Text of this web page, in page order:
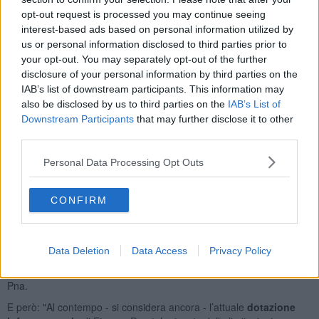
opt-out request is processed you may continue seeing
interest-based ads based on personal information utilized by
us or personal information disclosed to third parties prior to
your opt-out. You may separately opt-out of the further
disclosure of your personal information by third parties on the
IAB’s list of downstream participants. This information may
also be disclosed by us to third parties on the IAB’s List of
Downstream Participants that may further disclose it to other
Personal Data Processing Opt Outs
CONFIRM
Data Deletion Data Access Privacy Policy
Gdp) in due ore, entrando in significativa sovrapposizione con la
catchment area dell’aeroporto di Bologna (44% con Firenze)".
La Toscana nella nuova definizione del
network nazionale
In prospettiva, la nuova pianificazione di Enac vedrebbe entrambi
gli scali maggiori della rete toscana presenti fra i 40 aeroporti
definiti di interesse nazionale, ma solo Firenze Peretola fra i14
Venezia Tessera, Bologna Borgo Panigale, Roma Fiumicino, Napoli
Capodichino, Bari, Lamezia Terme, Catania, Palermo e Cagliari
definiti "nodi essenziali per l'esercizio delle competenze esclusive
dello Stato".
Enac individua la rete aeroportuale toscana fra quelle "maggiore
criticità" sullo scenario nazionale: "La Rete Toscana risente del
'cap' capacitivo dovuto al couso militare/civile dello scalo di
Pna.
E però: "Al contempo - si considera ancora - l’attuale dotazione